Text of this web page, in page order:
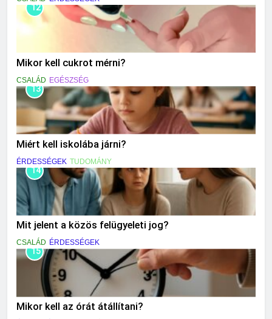
12
Mikor kell cukrot mérni?
CSALÁD EGÉSZSÉG
13
Miért kell iskolába járni?
ÉRDESSÉGEK TUDOMÁNY
14
Mit jelent a közös felügyeleti jog?
CSALÁD ÉRDESSÉGEK
15
Mikor kell az órát átállítani?